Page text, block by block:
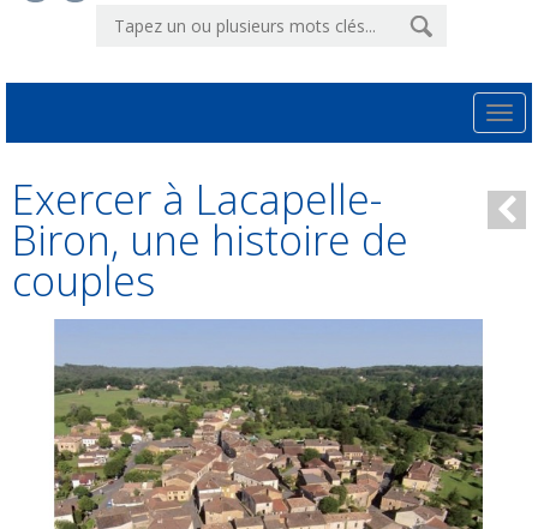
Exercer à Lacapelle-
Biron, une histoire de
couples